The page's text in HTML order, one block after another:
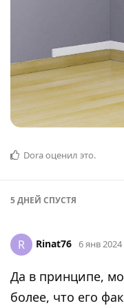
Doraоценил это.
5 ДНЕЙ СПУСТЯ
R Rinat76 6 янв 2024
Да в принципе,
более, что его